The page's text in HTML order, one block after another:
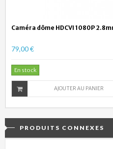
Caméra dôme HDCVI 1080P
79,00 €
En stock
AJOUTER AU PANIER
PRODUITS CONNEXES